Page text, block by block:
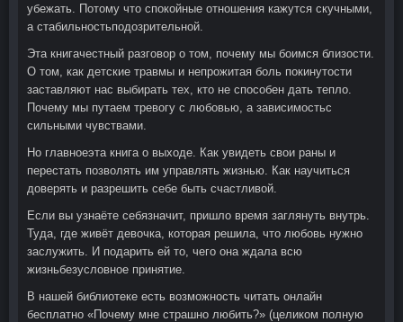
убежать. Потому что спокойные отношения кажутся скучными,
а стабильностьподозрительной.
Эта книгачестный разговор о том, почему мы боимся близости.
О том, как детские травмы и непрожитая боль покинутости
заставляют нас выбирать тех, кто не способен дать тепло.
Почему мы путаем тревогу с любовью, а зависимостьс
сильными чувствами.
Но главноеэта книга о выходе. Как увидеть свои раны и
перестать позволять им управлять жизнью. Как научиться
доверять и разрешить себе быть счастливой.
Если вы узнаёте себязначит, пришло время заглянуть внутрь.
Туда, где живёт девочка, которая решила, что любовь нужно
заслужить. И подарить ей то, чего она ждала всю
жизньбезусловное принятие.
В нашей библиотеке есть возможность читать онлайн
бесплатно «Почему мне страшно любить?» (целиком полную